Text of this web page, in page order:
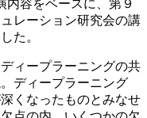
内容をベースに、第９
レーション研究会の講
た。
ィープラーニングの共
ディープラーニング
くなったものとみなせ